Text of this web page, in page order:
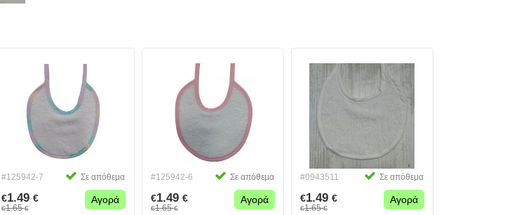
#125942-7 Σε απόθεμα
€1.49 €
€1.65€
Αγορά
#125942-6 Σε απόθεμα
€1.49 €
€1.65€
Αγορά
#0943511 Σε απόθεμα
€1.49 €
€1.65€
Αγορά